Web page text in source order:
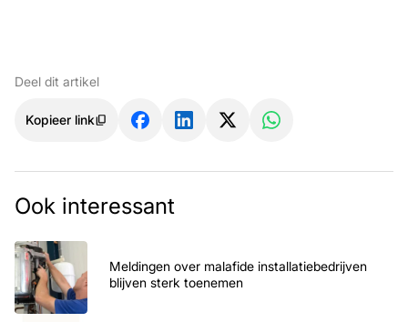
Deel dit artikel
Kopieer link
Ook interessant
Meldingen over malafide installatiebedrijven
blijven sterk toenemen